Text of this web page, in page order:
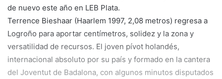
de nuevo este año en LEB Plata.
Terrence Bieshaar (Haarlem 1997, 2,08 metros) regresa a
Logroño para aportar centímetros, solidez y la zona y
versatilidad de recursos. El joven pívot holandés,
internacional absoluto por su país y formado en la cantera
del Joventut de Badalona, con algunos minutos disputados